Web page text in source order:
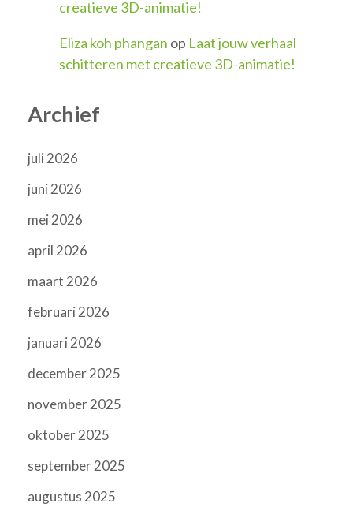
creatieve 3D-animatie!
Eliza koh phangan op Laat jouw verhaal
schitteren met creatieve 3D-animatie!
Archief
juli 2026
juni 2026
mei 2026
april 2026
maart 2026
februari 2026
januari 2026
december 2025
november 2025
oktober 2025
september 2025
augustus 2025